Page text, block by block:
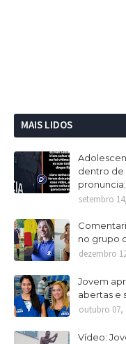
MAIS LIDOS
dentro de
setembro
no grupo
dezembro
Jovem
abertas e
outubro 07,
Vídeo: